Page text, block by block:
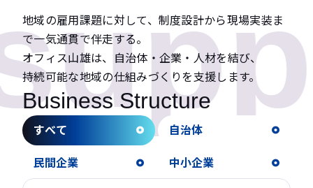
地域の雇用課題に対して、制度設計から現場実装ま
で一気通貫で伴走する。
オフィス山雄は、自治体・企業・人材を結び、
持続可能な地域の仕組みづくりを支援します。
Business Structure
すべて 自治体
民間企業 中小企業